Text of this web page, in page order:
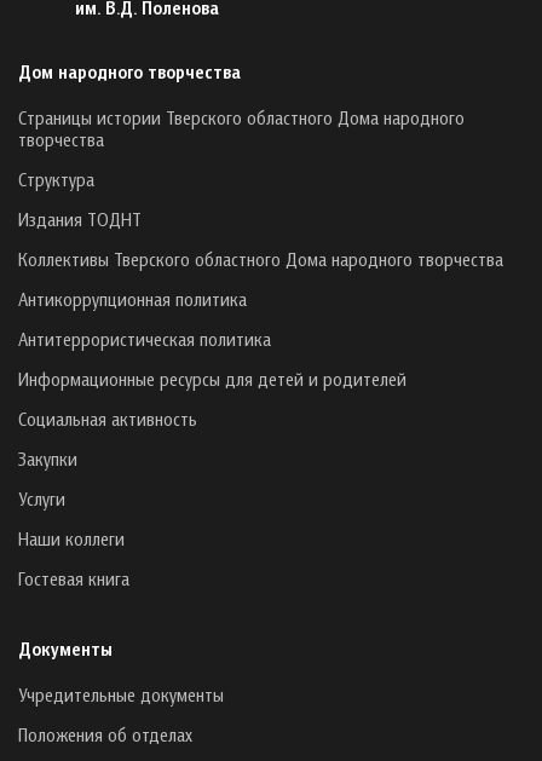
им. В.Д. Поленова
Дом народного творчества
Страницы истории Тверского областного Дома народного
творчества
Структура
Издания ТОДНТ
Коллективы Тверского областного Дома народного творчества
Антикоррупционная политика
Антитеррористическая политика
Информационные ресурсы для детей и родителей
Социальная активность
Закупки
Услуги
Наши коллеги
Гостевая книга
Документы
Учредительные документы
Положения об отделах